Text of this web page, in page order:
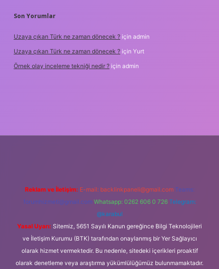
Son Yorumlar
Uzaya çıkan Türk ne zaman dönecek ? için admin
Uzaya çıkan Türk ne zaman dönecek ? için Yurt
Örnek olay inceleme tekniği nedir ? için admin
Reklam ve İletişim: E-mail: backlinkpaneli@gmail.com Teams:
forumhizmeti@gmail.com Whatsapp: 0262 606 0 726 Telegram:
@karabul
Yasal Uyarı: Sitemiz, 5651 Sayılı Kanun gereğince Bilgi Teknolojileri
ve İletişim Kurumu (BTK) tarafından onaylanmış bir Yer Sağlayıcı
olarak hizmet vermektedir. Bu nedenle, sitedeki içerikleri proaktif
olarak denetleme veya araştırma yükümlülüğümüz bulunmamaktadır.